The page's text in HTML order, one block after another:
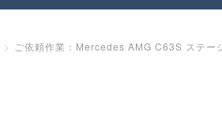
ご依頼作業：Mercedes AMG C63S ステー